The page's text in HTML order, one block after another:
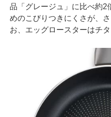
品「グレージュ」に比べ約2
めのこびりつきにくさが、
お、エッグロースターはチ